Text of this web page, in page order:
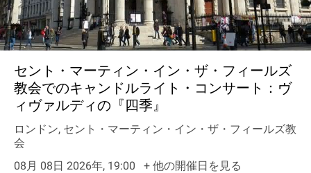
セント・マーティン・イン・ザ・フィールズ
教会でのキャンドルライト・コンサート：ヴ
ィヴァルディの『四季』
ロンドン, セント・マーティン・イン・ザ・フィールズ教
会
08月 08日 2026年, 19:00
+ 他の開催日を見る